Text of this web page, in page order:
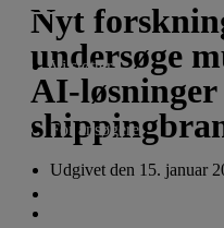
Vi støtter
For ansøgere
Nyt
undersøge
AI-
Udgivet den 15. januar